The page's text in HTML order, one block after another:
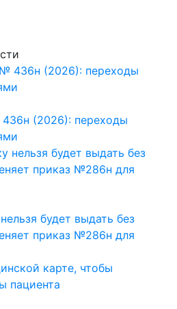
(2026): переходы
будет выдать без
приказ №286н для